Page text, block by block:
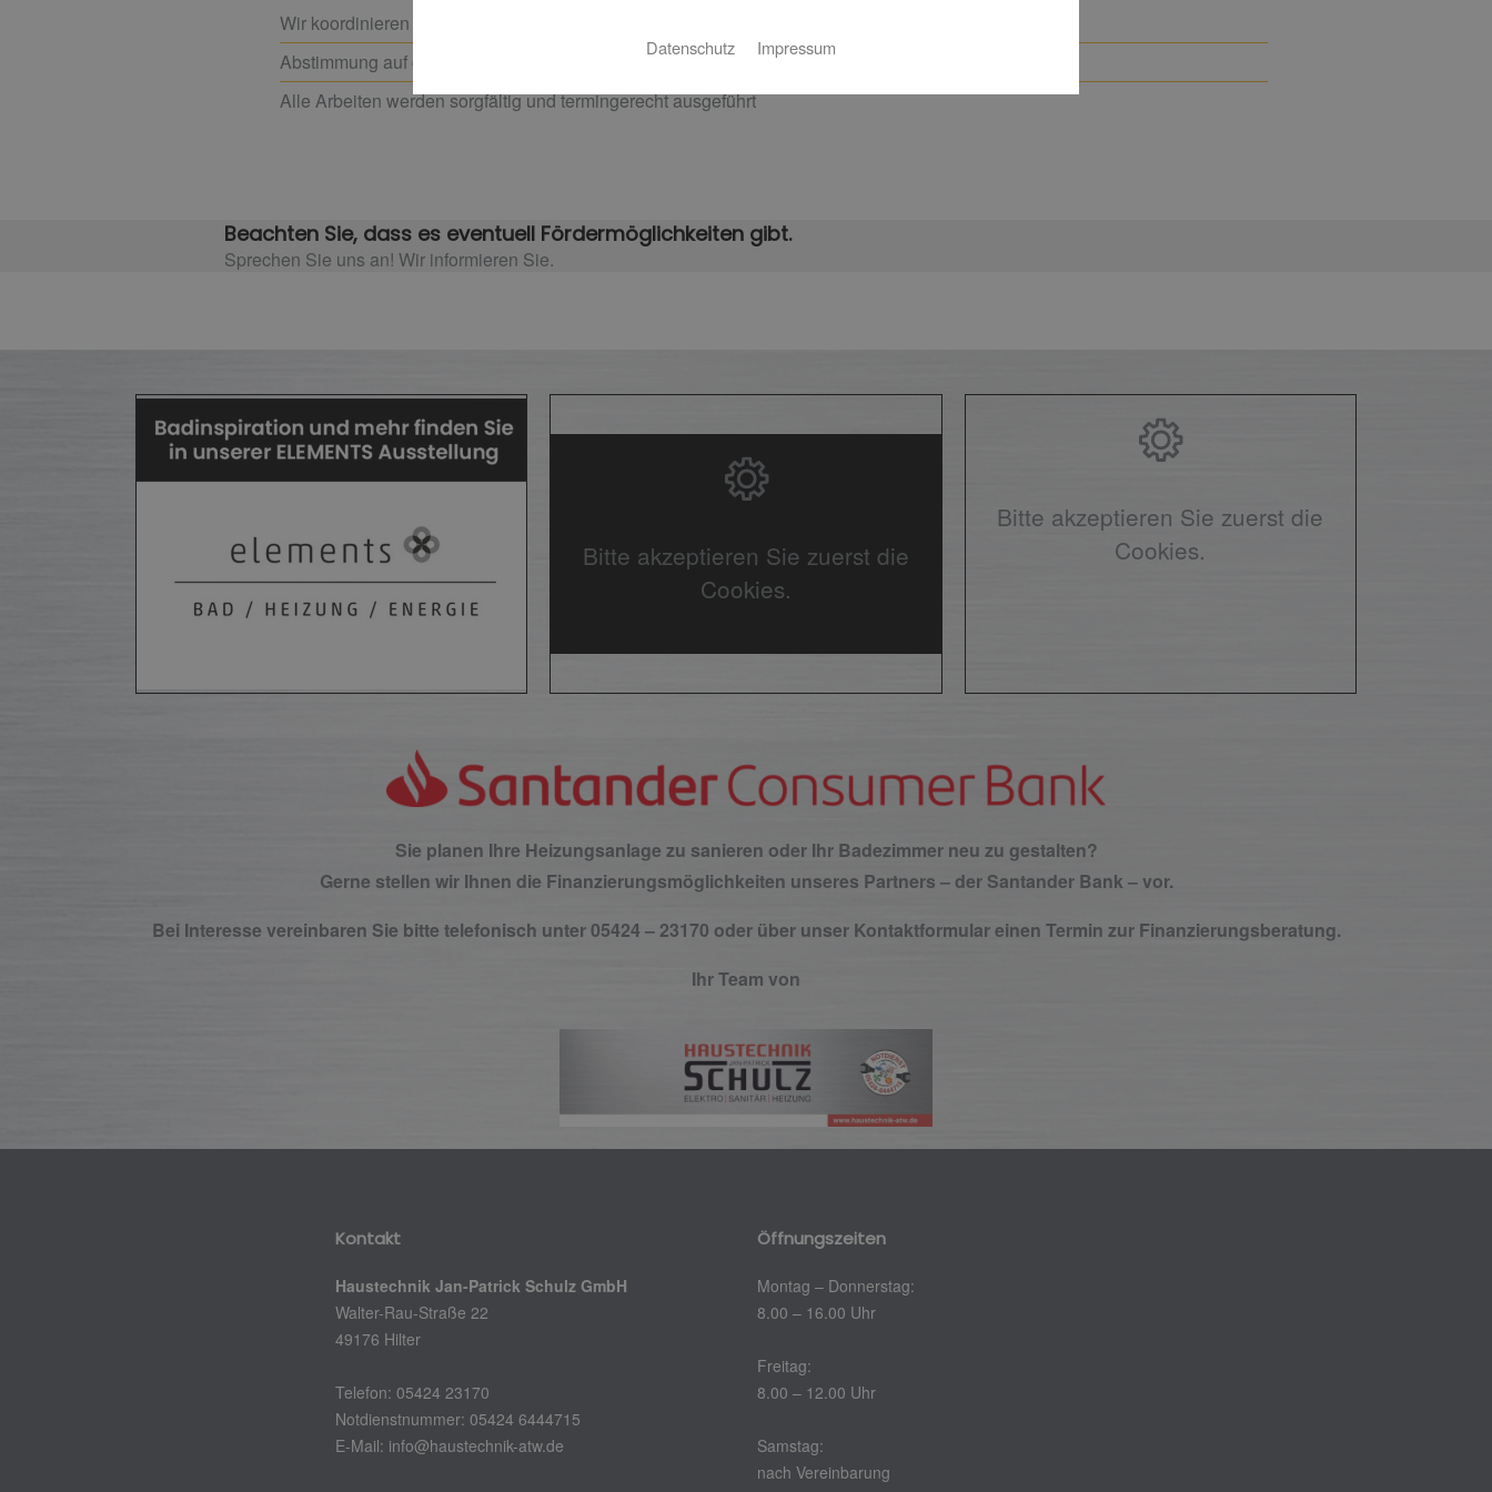
Wir koordinieren alle beteiligten Gewerke und Ämter
Abstimmung auf ggf. vorhandene oder benötigte Heizungsanlagen
Alle Arbeiten werden sorgfältig und termingerecht ausgeführt
Beachten Sie, dass es eventuell Fördermöglichkeiten gibt.
Sprechen Sie uns an! Wir informieren Sie.
Bitte akzeptieren Sie zuerst die
Cookies.
Bitte akzeptieren Sie zuerst die
Cookies.
Sie planen Ihre Heizungsanlage zu sanieren oder Ihr Badezimmer neu zu gestalten?
Gerne stellen wir Ihnen die Finanzierungsmöglichkeiten unseres Partners – der Santander Bank – vor.
Bei Interesse vereinbaren Sie bitte telefonisch unter 05424 – 23170 oder über unser Kontaktformular einen Termin zur Finanzierungsberatung.
Ihr Team von
Kontakt
Haustechnik Jan-Patrick Schulz GmbH
Walter-Rau-Straße 22
49176 Hilter
Telefon: 05424 23170
Notdienstnummer: 05424 6444715
E-Mail: info@haustechnik-atw.de
Öffnungszeiten
Montag – Donnerstag:
8.00 – 16.00 Uhr
Freitag:
8.00 – 12.00 Uhr
Samstag:
nach Vereinbarung
Datenschutz Impressum